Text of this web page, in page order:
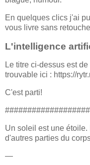
En quelques clics j'ai
vous livre sans
L'intelligence
Le titre ci-dessus est
trouvable ici : https://
C'est parti!
###################
Un soleil est une
d'autres parties du
—